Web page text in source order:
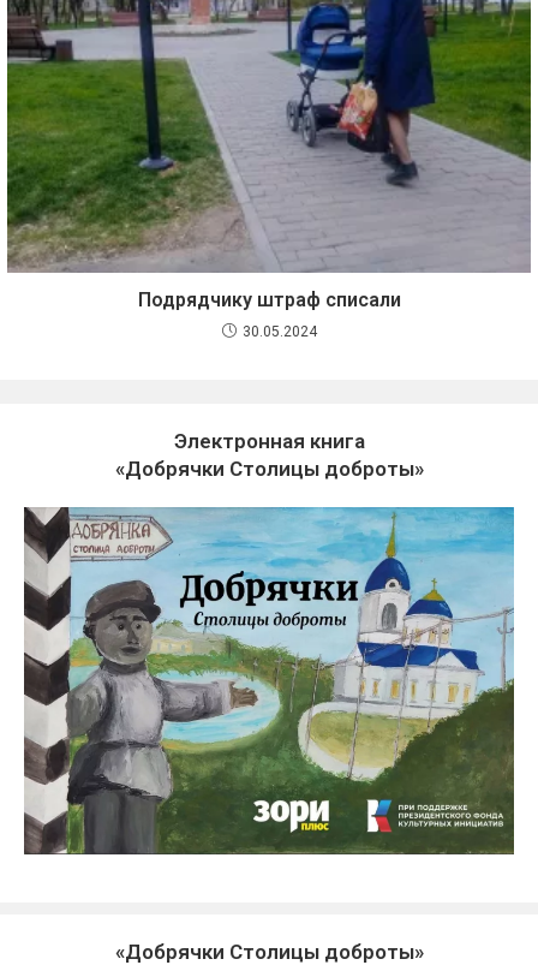
Подрядчику штраф списали
30.05.2024
Электронная книга
«Добрячки Столицы доброты»
«Добрячки Столицы доброты»